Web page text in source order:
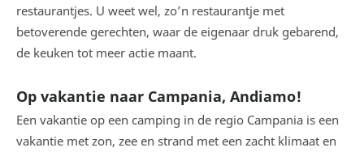
restaurantjes. U weet wel, zo’n restaurantje met
betoverende gerechten, waar de eigenaar druk gebarend,
de keuken tot meer actie maant.
Op vakantie naar Campania, Andiamo!
Een vakantie op een camping in de regio Campania is een
vakantie met zon, zee en strand met een zacht klimaat en